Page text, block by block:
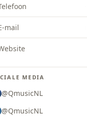
mail
MEDIA
@QmusicNL
@QmusicNL